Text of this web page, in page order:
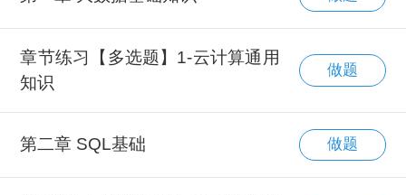
章节练习【多选题】1-云计算通用
知识
做题
第二章 SQL基础 做题